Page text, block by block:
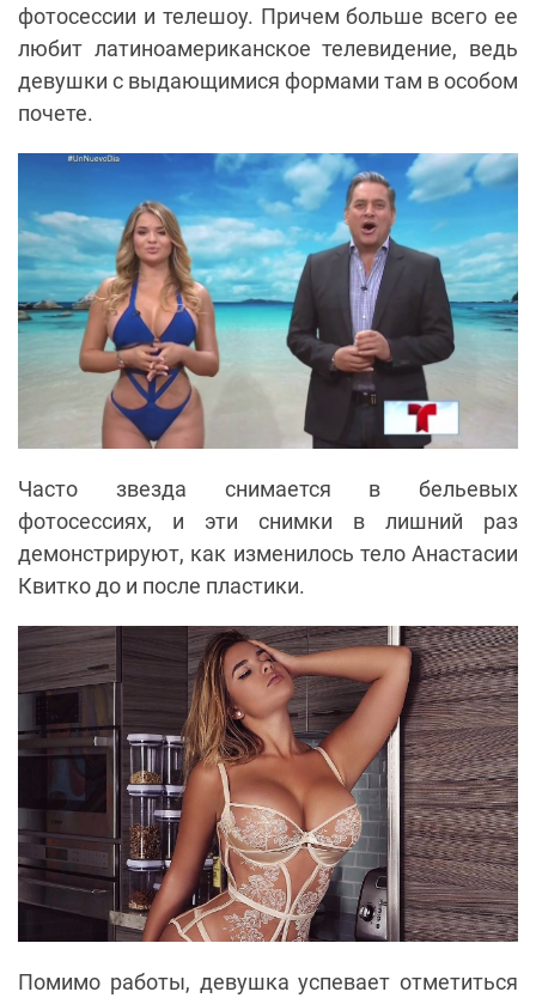
фотосессии и телешоу. Причем больше всего ее
любит латиноамериканское телевидение, ведь
девушки с выдающимися формами там в особом
почете.
Часто звезда снимается в бельевых
фотосессиях, и эти снимки в лишний раз
демонстрируют, как изменилось тело Анастасии
Квитко до и после пластики.
Помимо работы, девушка успевает отметиться